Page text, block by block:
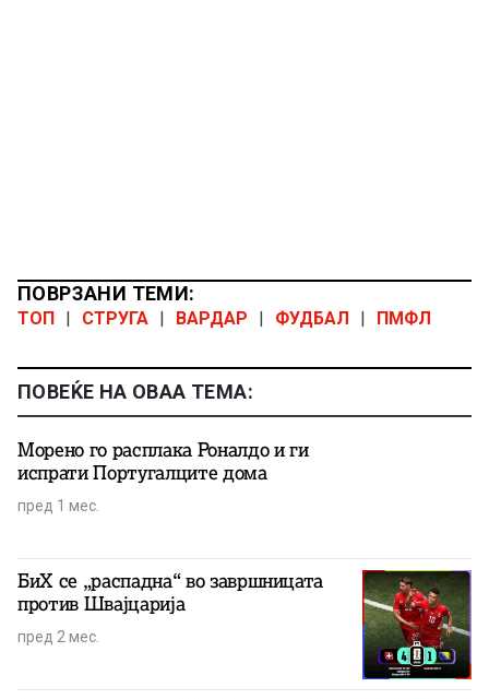
ПОВРЗАНИ ТЕМИ:
ТОП СТРУГА ВАРДАР ФУДБАЛ ПМФЛ
ПОВЕЌЕ НА ОВАА ТЕМА:
Морено го расплака Роналдо и ги
испрати Португалците дома
пред 1 мес.
БиХ се „распадна“ во завршницата
против Швајцарија
пред 2 мес.